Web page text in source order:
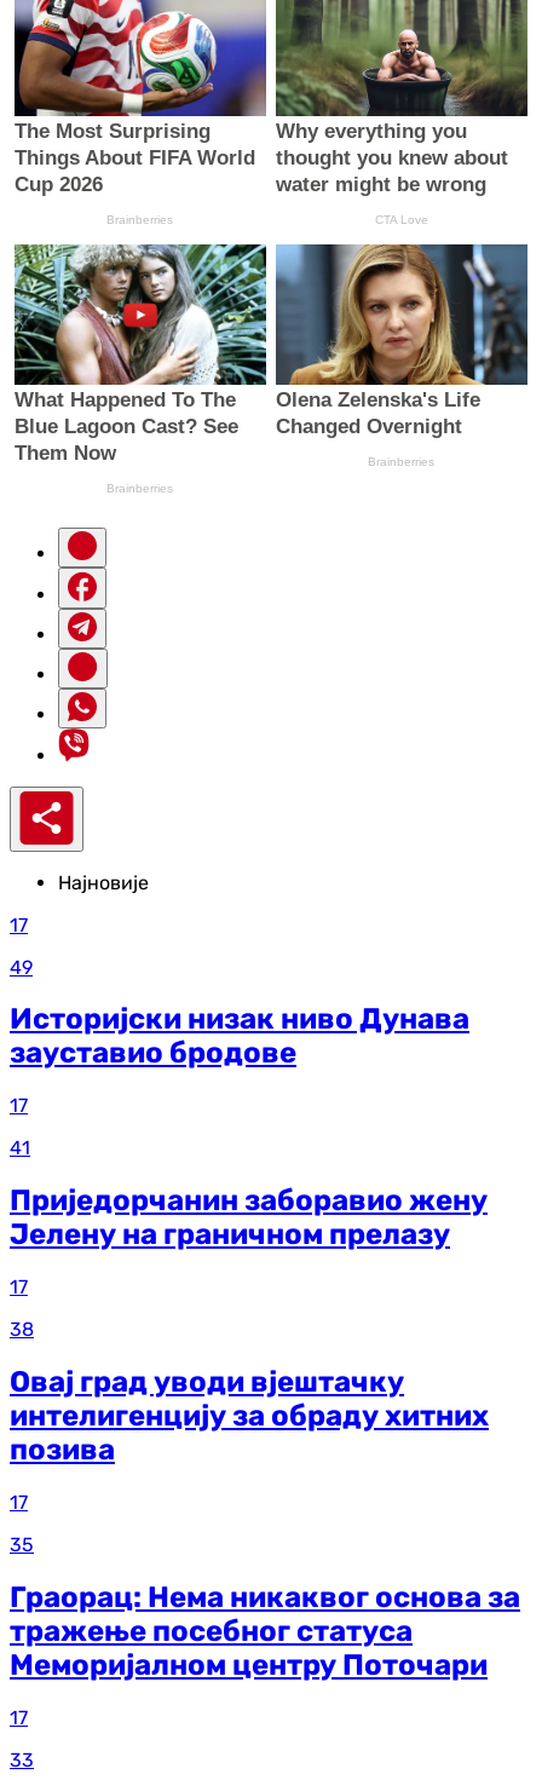
Најновије
17
49
Историјски низак ниво Дунава
зауставио бродове
17
41
Приједорчанин заборавио жену
Јелену на граничном прелазу
17
38
Овај град уводи вјештачку
интелигенцију за обраду хитних
позива
17
35
Граорац: Нема никаквог основа за
тражење посебног статуса
Меморијалном центру Поточари
17
33